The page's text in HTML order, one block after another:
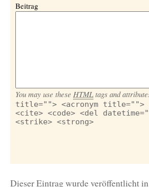
Beitrag
You may use these HTML tags and
title=""> <acronym title="">
<cite> <code> <del
<strike> <strong>
Dieser Eintrag wurde veröffentlicht in